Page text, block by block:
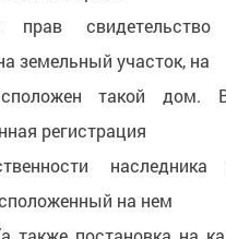
прав
земельный участок, на
такой дом.
регистрация
на нем